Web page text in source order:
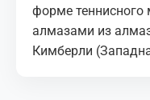
форме теннисного
алмазами из
Кимберли